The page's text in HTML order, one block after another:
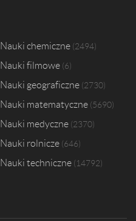
Nauki chemiczne 2494
Nauki filmowe 6
Nauki geograficzne 2730
Nauki matematyczne 5690
Nauki medyczne 2370
Nauki rolnicze 646
Nauki techniczne 14792